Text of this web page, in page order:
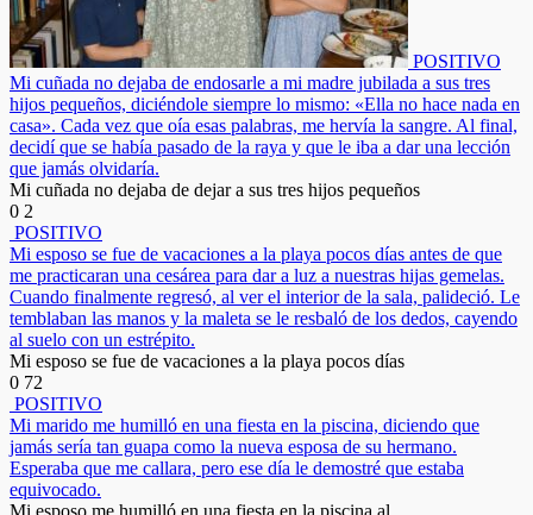
POSITIVO
Mi cuñada no dejaba de endosarle a mi madre jubilada a sus tres
hijos pequeños, diciéndole siempre lo mismo: «Ella no hace nada en
casa». Cada vez que oía esas palabras, me hervía la sangre. Al final,
decidí que se había pasado de la raya y que le iba a dar una lección
que jamás olvidaría.
Mi cuñada no dejaba de dejar a sus tres hijos pequeños
0 2
POSITIVO
Mi esposo se fue de vacaciones a la playa pocos días antes de que
me practicaran una cesárea para dar a luz a nuestras hijas gemelas.
Cuando finalmente regresó, al ver el interior de la sala, palideció. Le
temblaban las manos y la maleta se le resbaló de los dedos, cayendo
al suelo con un estrépito.
Mi esposo se fue de vacaciones a la playa pocos días
0 72
POSITIVO
Mi marido me humilló en una fiesta en la piscina, diciendo que
jamás sería tan guapa como la nueva esposa de su hermano.
Esperaba que me callara, pero ese día le demostré que estaba
equivocado.
Mi esposo me humilló en una fiesta en la piscina al